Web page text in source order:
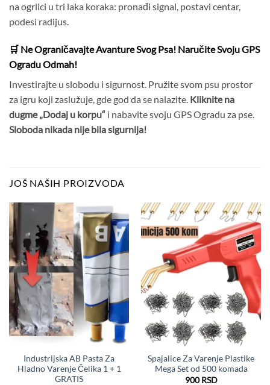
na ogrlici u tri laka koraka: pronađi signal, postavi centar,
podesi radijus.
🛒 Ne Ograničavajte Avanture Svog Psa! Naručite Svoju GPS
Ogradu Odmah!
Investirajte u slobodu i sigurnost. Pružite svom psu prostor
za igru koji zaslužuje, gde god da se nalazite. Kliknite na
dugme „Dodaj u korpu“ i nabavite svoju GPS Ogradu za pse.
Sloboda nikada nije bila sigurnija!
JOŠ NAŠIH PROIZVODA
Industrijska AB Pasta Za
Hladno Varenje Čelika 1 + 1
GRATIS
Spajalice Za Varenje Plastike
Mega Set od 500 komada
900RSD